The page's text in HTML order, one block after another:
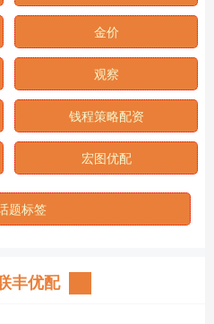
金价
观察
钱程策略配资
宏图优配
题标签
丰优配